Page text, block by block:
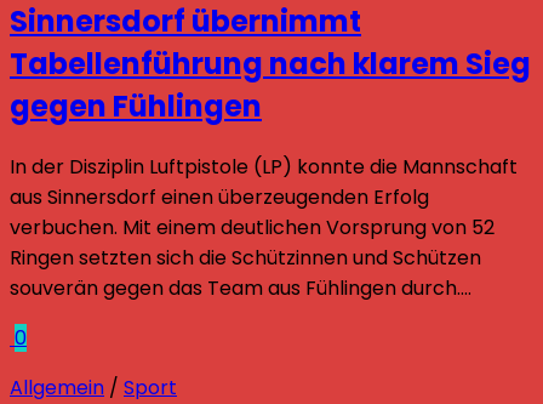
Sinnersdorf übernimmt
Tabellenführung nach klarem Sieg
gegen Fühlingen
In der Disziplin Luftpistole (LP) konnte die Mannschaft
aus Sinnersdorf einen überzeugenden Erfolg
verbuchen. Mit einem deutlichen Vorsprung von 52
Ringen setzten sich die Schützinnen und Schützen
souverän gegen das Team aus Fühlingen durch....
0
Allgemein / Sport